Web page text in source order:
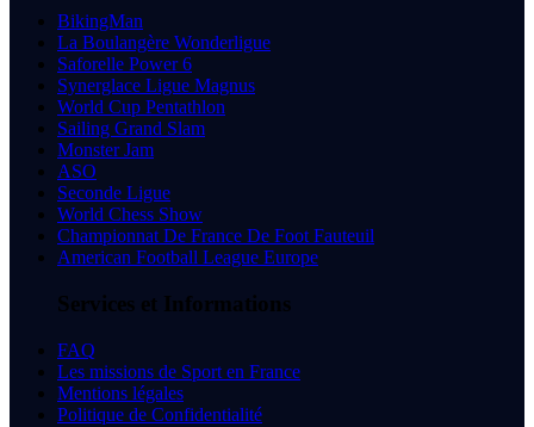
BikingMan
La Boulangère Wonderligue
Saforelle Power 6
Synerglace Ligue Magnus
World Cup Pentathlon
Sailing Grand Slam
Monster Jam
ASO
Seconde Ligue
World Chess Show
Championnat De France De Foot Fauteuil
American Football League Europe
Services et Informations
FAQ
Les missions de Sport en France
Mentions légales
Politique de Confidentialité